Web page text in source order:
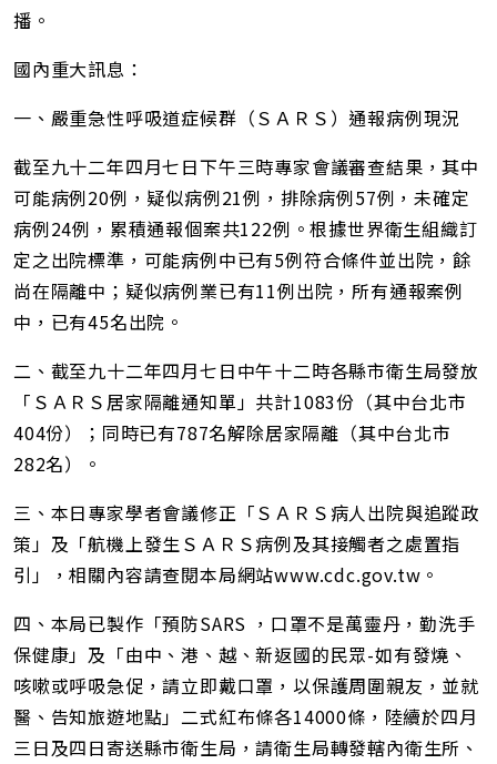
播。
國內重大訊息：
一、嚴重急性呼吸道症候群（ＳＡＲＳ）通報病例現況
截至九十二年四月七日下午三時專家會議審查結果，其中
可能病例20例，疑似病例21例，排除病例57例，未確定
病例24例，累積通報個案共122例。根據世界衛生組織訂
定之出院標準，可能病例中已有5例符合條件並出院，餘
尚在隔離中；疑似病例業已有11例出院，所有通報案例
中，已有45名出院。
二、截至九十二年四月七日中午十二時各縣市衛生局發放
「ＳＡＲＳ居家隔離通知單」共計1083份（其中台北市
404份）；同時已有787名解除居家隔離（其中台北市
282名）。
三、本日專家學者會議修正「ＳＡＲＳ病人出院與追蹤政
策」及「航機上發生ＳＡＲＳ病例及其接觸者之處置指
引」，相關內容請查閱本局網站www.cdc.gov.tw。
四、本局已製作「預防SARS ，口罩不是萬靈丹，勤洗手
保健康」及「由中、港、越、新返國的民眾-如有發燒、
咳嗽或呼吸急促，請立即戴口罩，以保護周圍親友，並就
醫、告知旅遊地點」二式紅布條各14000條，陸續於四月
三日及四日寄送縣市衛生局，請衛生局轉發轄內衛生所、